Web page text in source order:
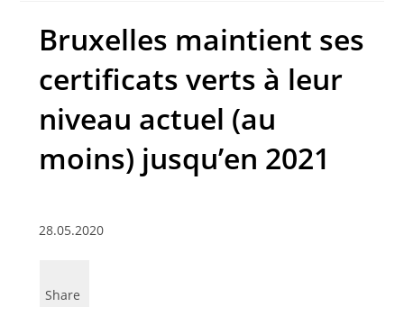
Bruxelles maintient ses
certificats verts à leur
niveau actuel (au
moins) jusqu’en 2021
28.05.2020
Share